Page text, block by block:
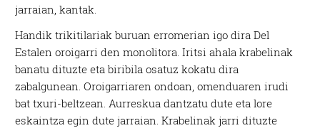
jarraian, kantak.
Handik trikitilariak buruan erromerian igo dira Del
Estalen oroigarri den monolitora. Iritsi ahala krabelinak
banatu dituzte eta biribila osatuz kokatu dira
zabalgunean. Oroigarriaren ondoan, omenduaren irudi
bat txuri-beltzean. Aurreskua dantzatu dute eta lore
eskaintza egin dute jarraian. Krabelinak jarri dituzte